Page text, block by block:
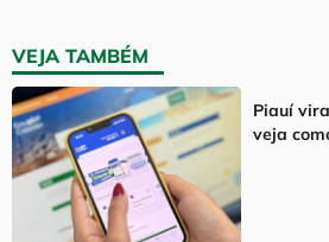
VEJA TAMBÉM
Piauí
veja